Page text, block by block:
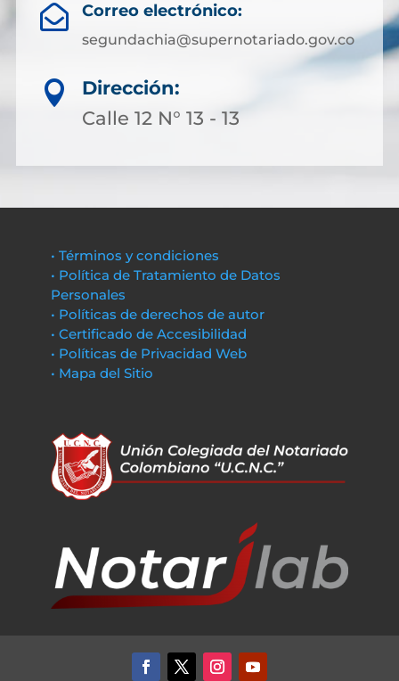
 Correo electrónico:
segundachia@supernotariado.gov.co

Dirección:
Calle 12 N° 13 - 13
• Términos y condiciones
• Política de Tratamiento de Datos
Personales
• Políticas de derechos de autor
• Certificado de Accesibilidad
• Políticas de Privacidad Web
• Mapa del Sitio